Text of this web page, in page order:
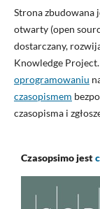
Strona zbudowana
otwarty (open
dostarczany,
Knowledge
oprogramowaniu
czasopismem
czasopisma i
Czasopsimo jest